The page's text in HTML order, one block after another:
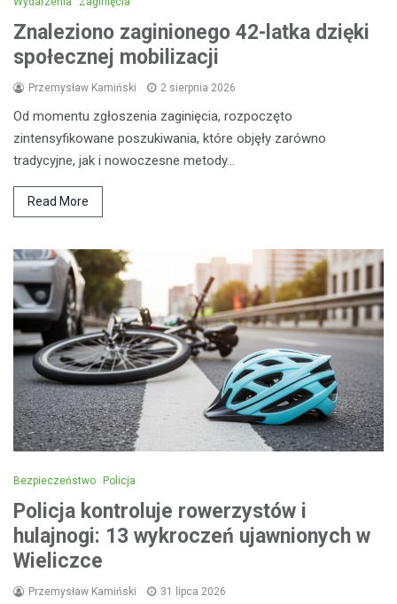
Znaleziono zaginionego 42-latka dzięki
społecznej mobilizacji
Przemysław Kamiński 2 sierpnia 2026
Od momentu zgłoszenia zaginięcia, rozpoczęto
zintensyfikowane poszukiwania, które objęły zarówno
tradycyjne, jak i nowoczesne metody…
Read More
Bezpieczeństwo Policja
Policja kontroluje rowerzystów i
hulajnogi: 13 wykroczeń ujawnionych w
Wieliczce
Przemysław Kamiński 31 lipca 2026